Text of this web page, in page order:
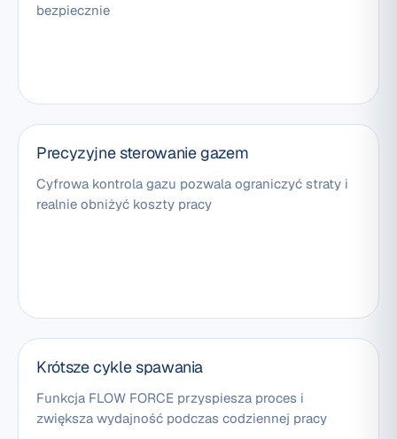
bezpiecznie
Precyzyjne sterowanie gazem
Cyfrowa kontrola gazu pozwala ograniczyć straty i
realnie obniżyć koszty pracy
Krótsze cykle spawania
Funkcja FLOW FORCE przyspiesza proces i
zwiększa wydajność podczas codziennej pracy